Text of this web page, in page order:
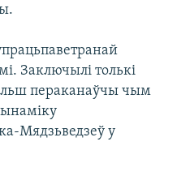
Заключылі толькі
пераканаўчы чым
Мядзьведзеў у